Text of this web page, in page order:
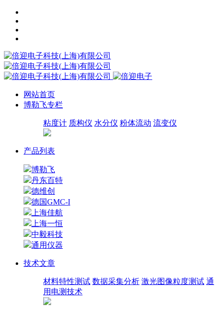
网站首页
博勒飞专栏
粘度计 质构仪 水分仪 粉体流动 流变仪
产品列表
博勒飞
丹东百特
德维创
德国GMC-I
上海佳航
上海一恒
中毅科技
通用仪器
技术文章
材料特性测试 数据采集分析 激光图像粒度测试 通
用电测技术